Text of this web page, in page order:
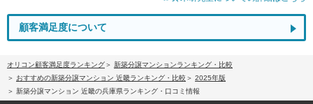
顧客満足度について
オリコン顧客満足度ランキング
新築分譲マンションランキング・比較
おすすめの新築分譲マンション 近畿ランキング・比較
2025年版
新築分譲マンション 近畿の兵庫県ランキング・口コミ情報